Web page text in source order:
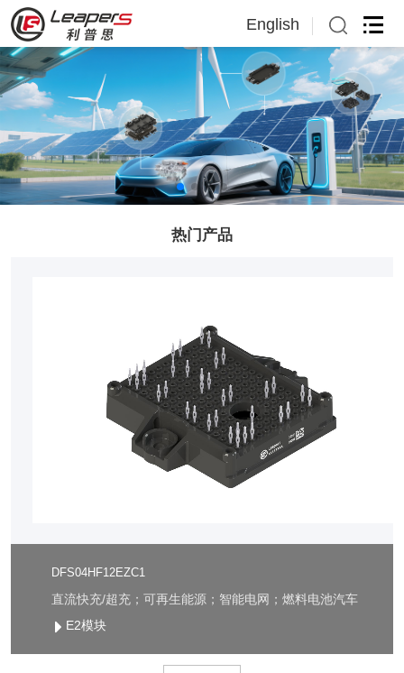
English
English
日本語
热门产品
DFS04HF12EZC1
直流快充/超充；可再生能源；智能电网；燃料电池汽车
E2模块